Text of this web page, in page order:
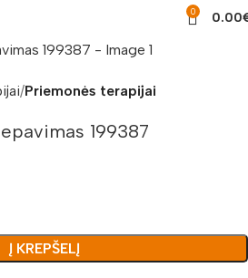
0 0.00
Priemonės terapijai
199387
Į KREPŠELĮ